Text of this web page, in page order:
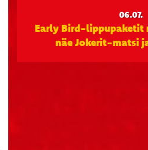
06.07.
Early Bird-lippupaketit
näe Jokerit-matsi